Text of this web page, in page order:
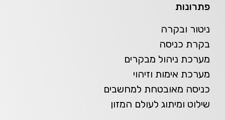
פתרונות
ניטור ובקרה
בקרת כניסה
מערכת ניהול מבקרים
מערכת אימות וזיהוי
כניסה מאובטחת למחשבים
שילוט ומיתוג לעולם המזון